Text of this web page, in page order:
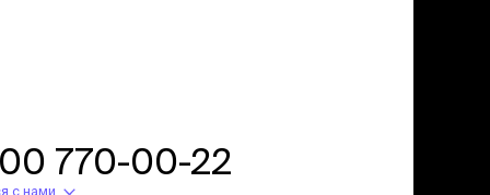
770-00-22
с нами